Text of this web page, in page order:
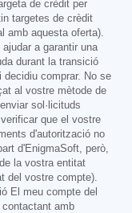
de crèdit per
targetes de crèdit
amb aquesta oferta).
a garantir una
durant la transició
decidiu comprar. No se
al vostre mètode de
sol·licituds
que el vostre
d'autorització no
d'EnigmaSoft, però,
la vostra entitat
del vostre compte).
El meu compte del
contactant amb